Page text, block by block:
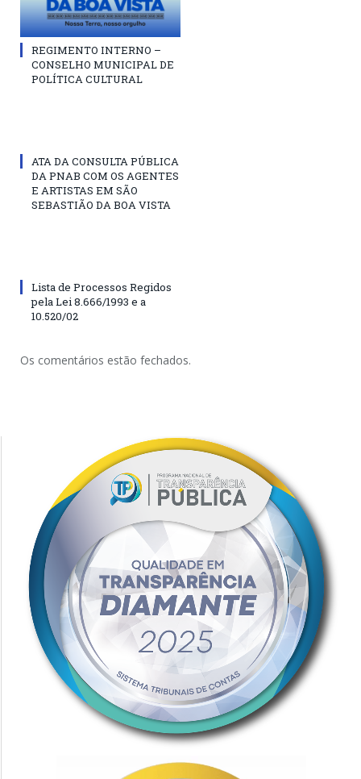
REGIMENTO INTERNO –
CONSELHO MUNICIPAL DE
POLÍTICA CULTURAL
ATA DA CONSULTA PÚBLICA
DA PNAB COM OS AGENTES
E ARTISTAS EM SÃO
SEBASTIÃO DA BOA VISTA
Lista de Processos Regidos
pela Lei 8.666/1993 e a
10.520/02
Os comentários estão fechados.